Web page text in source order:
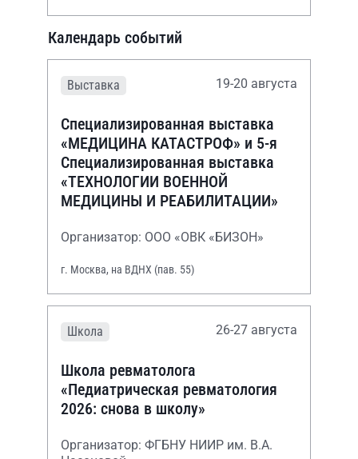
Календарь событий
Выставка 19-20 августа
Специализированная выставка
«МЕДИЦИНА КАТАСТРОФ» и 5-я
Специализированная выставка
«ТЕХНОЛОГИИ ВОЕННОЙ
МЕДИЦИНЫ И РЕАБИЛИТАЦИИ»
Организатор: ООО «ОВК «БИЗОН»
г. Москва, на ВДНХ (пав. 55)
Школа 26-27 августа
Школа ревматолога
«Педиатрическая ревматология
2026: снова в школу»
Организатор: ФГБНУ НИИР им. В.А.